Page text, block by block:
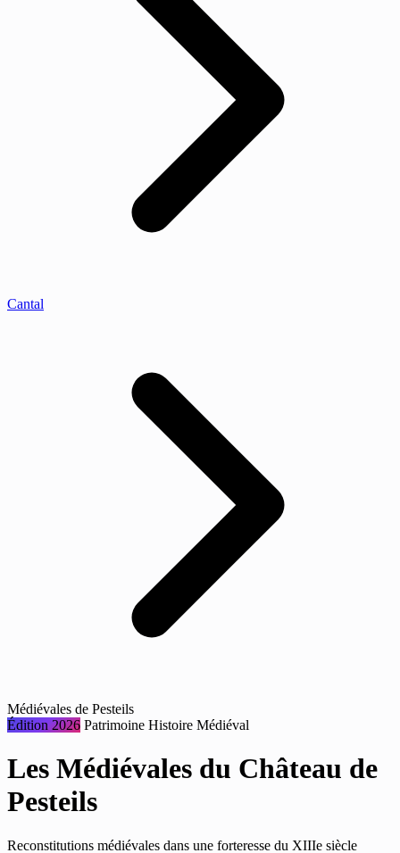
Cantal
Médiévales de Pesteils
Édition 2026 Patrimoine Histoire Médiéval
Les Médiévales du Château de
Pesteils
Reconstitutions médiévales dans une forteresse du XIIIe siècle